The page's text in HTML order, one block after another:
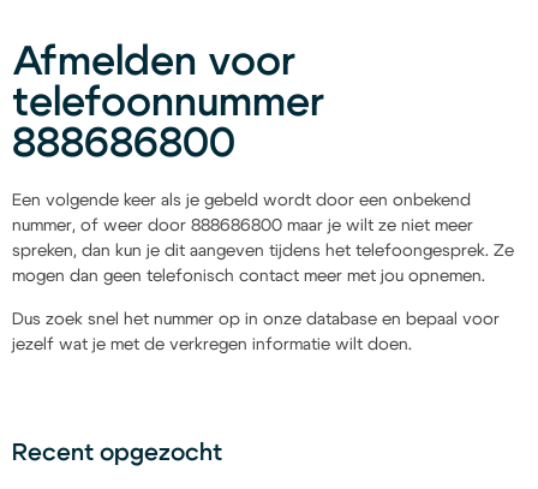
Afmelden voor
telefoonnummer
888686800
Een volgende keer als je gebeld wordt door een onbekend
nummer, of weer door 888686800 maar je wilt ze niet meer
spreken, dan kun je dit aangeven tijdens het telefoongesprek. Ze
mogen dan geen telefonisch contact meer met jou opnemen.
Dus zoek snel het nummer op in onze database en bepaal voor
jezelf wat je met de verkregen informatie wilt doen.
Recent opgezocht